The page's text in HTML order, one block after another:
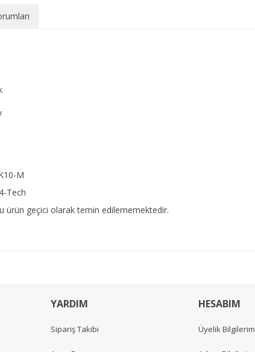
M
Tech
ürün geçici olarak temin edilememektedir.
YARDIM
Sipariş Takibi
HESABIM
Üyelik Bilgilerim